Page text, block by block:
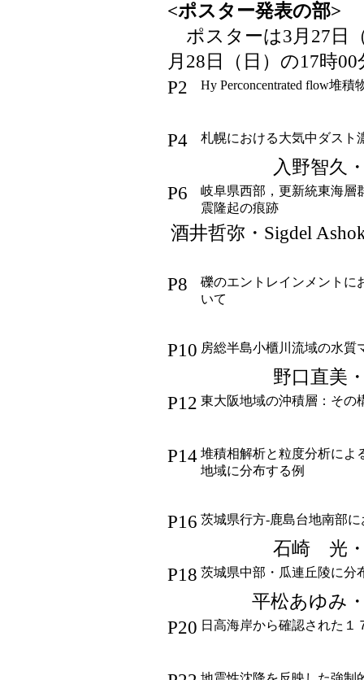
<ポスター発表の部>
ポスターは3月27日
月28日（日）の17時
P2
Hy Perconcentrated flow堆
P4 札幌における大気中ダスト
入野智久
P6
岐阜県西部，更新統東海層
震隆起の痕跡
酒井哲弥・Sigdel
P8
礫のエントレインメントに
いて
P10 房総半島小櫃川流域の水質
野口直美
P12 東大阪地域の沖積層：その
P14 堆積相解析と粒度分析によ
地域に分布する例
P16 茨城県行方-鹿島台地南部
石崎 光・
P18 茨城県中部・瓜連丘陵に分
平松あゆみ
P20 日高海岸から確認された１